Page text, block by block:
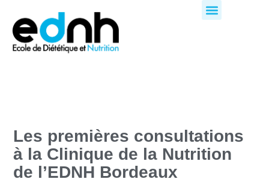
contenu
Les premières consultations
à la Clinique de la Nutrition
de l’EDNH Bordeaux